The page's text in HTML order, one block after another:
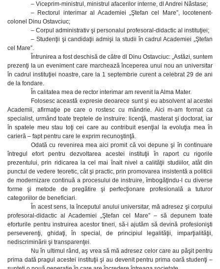
– Viceprim-ministrul, ministrul afacerilor interne, dl Andrei Năstase;
– Rectorul interimar al Academiei „Ştefan cel Mare”, locotenent-
colonel Dinu Ostavciuc;
– Corpul administrativ şi personalul profesoral-didactic al instituţiei;
– Studenţii şi candidaţii admişi la studii în cadrul Academiei „Ştefan
cel Mare”.
Întrunirea a fost deschisă de către dl Dinu Ostavciuc: „Astăzi, suntem
prezenţi la un eveniment care marchează începerea unui nou an universitar
în cadrul instituţiei noastre, care la 1 septembrie curent a celebrat 29 de ani
de la fondare.
În calitatea mea de rector interimar am revenit la Alma Mater.
Folosesc această expresie deoarece sunt şi eu absolvent al acestei
Academii, afirmaţie pe care o rostesc cu mândrie. Aici m-am format ca
specialist, urmând toate treptele de instruire: licenţă, masterat şi doctorat, iar
în spatele meu stau toţi cei care au contribuit esenţial la evoluţia mea în
carieră – fapt pentru care le exprim recunoştinţă.
Odată cu revenirea mea aici promit că voi depune şi în continuare
întregul efort pentru dezvoltarea acestei instituţii în raport cu rigorile
prezentului, prin ridicarea la cel mai înalt nivel a calităţii studiilor, atât din
punctul de vedere teoretic, cât şi practic, prin promovarea insistentă a politicii
de modernizare continuă a procesului de instruire, îmbogăţindu-l cu diverse
forme şi metode de pregătire şi perfecţionare profesională a tuturor
categoriilor de beneficiari.
În acest sens, la începutul anului universitar, mă adresez şi corpului
profesoral-didactic al Academiei „Ştefan cel Mare” – să depunem toate
eforturile pentru instruirea acestor tineri, să-i ajutăm să devină profesionişti
perseverenţi, ghidaţi, în special, de principiul legalităţii, imparţialităţii,
nediscriminării şi transparenţei.
Nu în ultimul rând, aş vrea să mă adresez celor care au păşit pentru
prima dată pragul acestei instituţii şi au devenit pentru prima oară studenţi –